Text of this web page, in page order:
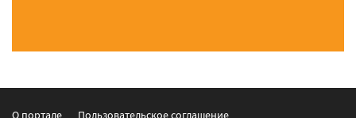
О портале Пользовательское соглашение